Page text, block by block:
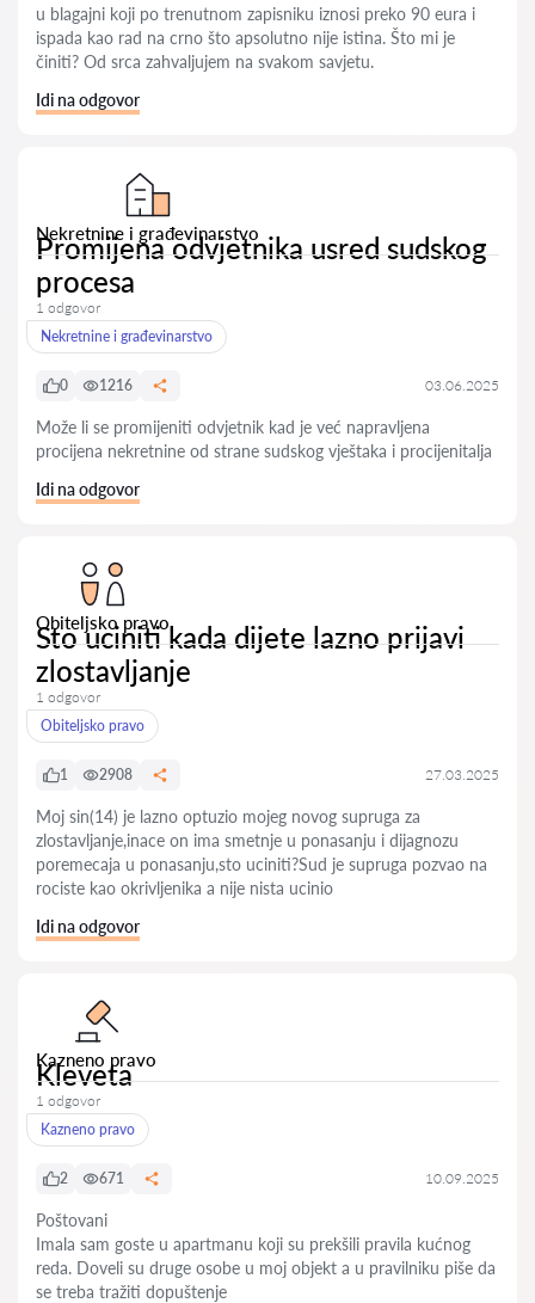
u blagajni koji po trenutnom zapisniku iznosi preko 90 eura i
ispada kao rad na crno što apsolutno nije istina. Što mi je
činiti? Od srca zahvaljujem na svakom savjetu.
Idi na odgovor
Nekretnine i građevinarstvo
Promijena odvjetnika usred sudskog
procesa
1 odgovor
Nekretnine i građevinarstvo
0 1216 03.06.2025
Može li se promijeniti odvjetnik kad je već napravljena
procijena nekretnine od strane sudskog vještaka i procijenitalja
Idi na odgovor
Obiteljsko pravo
Sto uciniti kada dijete lazno prijavi
zlostavljanje
1 odgovor
Obiteljsko pravo
1 2908 27.03.2025
Moj sin(14) je lazno optuzio mojeg novog supruga za
zlostavljanje,inace on ima smetnje u ponasanju i dijagnozu
poremecaja u ponasanju,sto uciniti?Sud je supruga pozvao na
rociste kao okrivljenika a nije nista ucinio
Idi na odgovor
Kazneno pravo
Kleveta
1 odgovor
Kazneno pravo
2 671 10.09.2025
Poštovani
Imala sam goste u apartmanu koji su prekšili pravila kućnog
reda. Doveli su druge osobe u moj objekt a u pravilniku piše da
se treba tražiti dopuštenje